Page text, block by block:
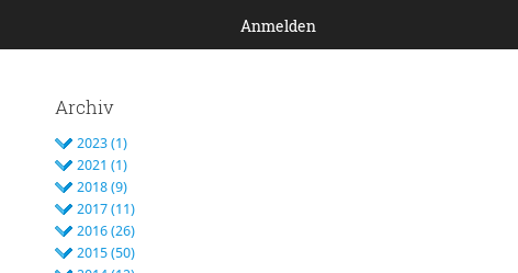
Anmelden
Archiv
2023 (1)
2021 (1)
2018 (9)
2017 (11)
2016 (26)
2015 (50)